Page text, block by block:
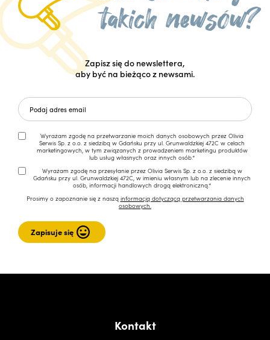
Zapisz się do newslettera,
aby być na bieżąco z newsami.
Wyrażam zgodę na przetwarzanie moich danych osobowych przez Olivia
Serwis Sp. z o.o. z siedzibą w Gdańsku przy ul. Grunwaldzkiej 472C w celach
marketingowych, w tym związanych z prowadzeniem marketingu produktów
lub usług własnych oraz innych osób.*
Wyrażam zgodę na przesyłanie przez Olivia Serwis Sp. z o.o. z siedzibą w
Gdańsku przy ul. Grunwaldzkiej 472C, w imieniu własnym lub na zlecenie innych
osób, informacji handlowych drogą elektroniczną.*
Prosimy o zapoznanie się z naszą informacją dotyczącą przetwarzania danych
osobowych.
Kontakt